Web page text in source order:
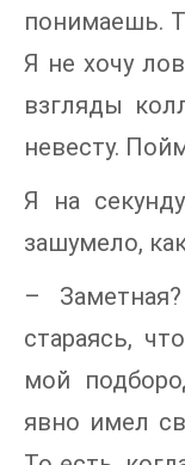
понимаешь.
Я не хочу
взгляды
невесту.
Я на
зашумело,
–
стараясь,
мой
явно имел